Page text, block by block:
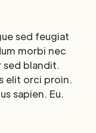
sed feugiat
morbi nec
sed blandit.
elit orci proin.
sapien. Eu.